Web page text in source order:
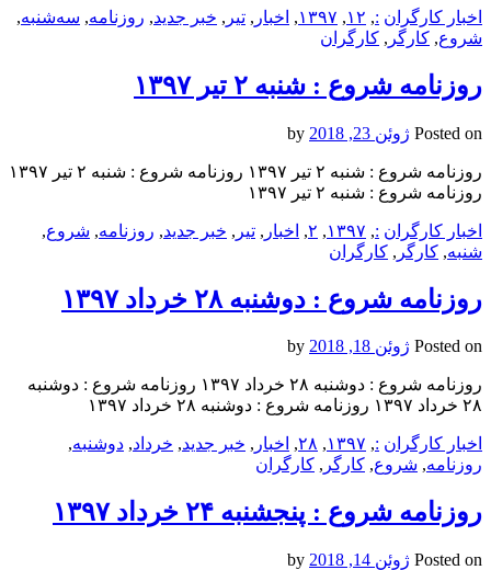
اخبار کارگران :
, ۱۲, ۱۳۹۷, اخبار , تیر , خبر جدید, روزنامه, سه‌شنبه,
شروع, کارگر , کارگران
روزنامه شروع : شنبه ۲ تیر ۱۳۹۷
Posted on ژوئن 23, 2018
روزنامه شروع : شنبه ۲ تیر ۱۳۹۷ روزنامه شروع : شنبه ۲ تیر ۱۳۹۷
روزنامه شروع : شنبه ۲ تیر ۱۳۹۷
اخبار کارگران :
, ۱۳۹۷, ۲, اخبار , تیر , خبر جدید, روزنامه, شروع,
شنبه, کارگر , کارگران
روزنامه شروع : دوشنبه ۲۸ خرداد ۱۳۹۷
Posted on ژوئن 18, 2018
روزنامه شروع : دوشنبه ۲۸ خرداد ۱۳۹۷ روزنامه شروع : دوشنبه
۲۸ خرداد ۱۳۹۷ روزنامه شروع : دوشنبه ۲۸ خرداد ۱۳۹۷
اخبار کارگران :
, ۱۳۹۷, ۲۸, اخبار , خبر جدید, خرداد, دوشنبه,
روزنامه, شروع, کارگر , کارگران
روزنامه شروع : پنجشنبه ۲۴ خرداد ۱۳۹۷
Posted on ژوئن 14, 2018